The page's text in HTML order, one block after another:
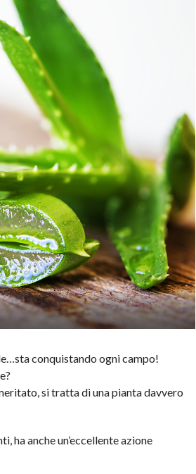
conquistando ogni campo!
si tratta di una pianta davvero
ha anche un’eccellente azione